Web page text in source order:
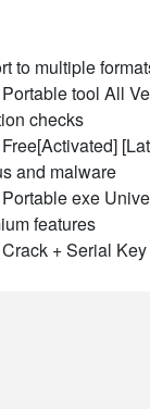
to multiple
tool All
checks
and malware
exe
features
+ Serial